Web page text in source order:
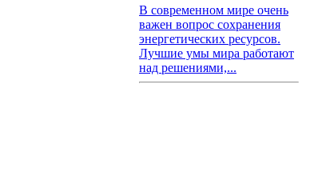
В современном мире очень
важен вопрос сохранения
энергетических ресурсов.
Лучшие умы мира работают
над решениями,...